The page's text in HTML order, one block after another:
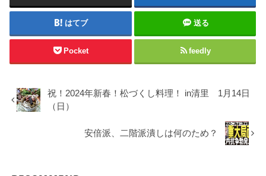
はてブ 送る
Pocket feedly
祝！2024年新春！松づくし料理！ in清里 1月14日
（日）
安倍派、二階派潰しは何のため？